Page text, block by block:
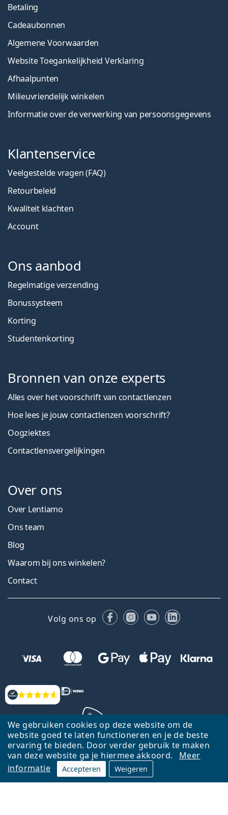
We gebruiken cookies op deze website om de
website goed te laten functioneren en je de beste
ervaring te bieden. Door verder gebruik te maken
van deze website ga je hiermee akkoord.
Meer
informatie
Accepteren Weigeren
Beoordelingen
Betaling
Cadeaubonnen
Algemene Voorwaarden
Website Toegankelijkheid Verklaring
Afhaalpunten
Milieuvriendelijk winkelen
Informatie over de verwerking van persoonsgegevens
Klantenservice
Veelgestelde vragen (FAQ)
Retourbeleid
Kwaliteit klachten
Account
Ons aanbod
Regelmatige verzending
Bonussysteem
Korting
Studentenkorting
Bronnen van onze experts
Alles over het voorschrift van contactlenzen
Hoe lees je jouw contactlenzen voorschrift?
Oogziektes
Contactlensvergelijkingen
Over ons
Over Lentiamo
Ons team
Blog
Waarom bij ons winkelen?
Contact
Volg ons op FacebookInstagram
YouTubeLinkedIn
Terug naar de homepagina
Ga omhoog
Lentiamo.nl is eigendom van en wordt beheerd door Lentiamo s.r.o.,
Tsjechië
Hier al 18 jaar voor jou.